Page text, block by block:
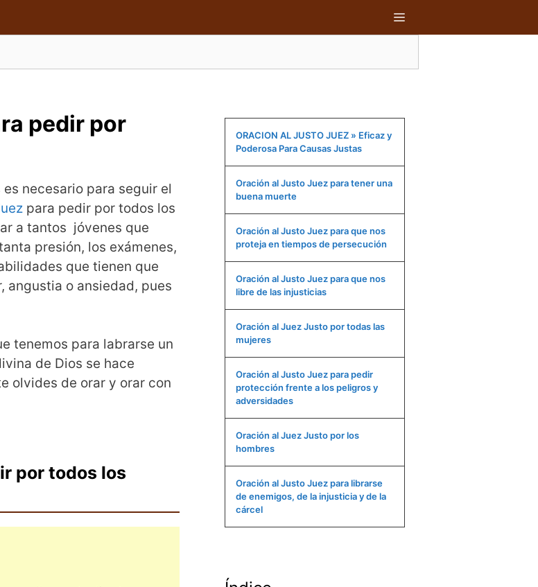
MENÚ
pedir por
necesario para seguir el
para pedir por todos los
a tantos jóvenes que
presión, los exámenes,
que tienen que
angustia o ansiedad, pues
tenemos para labrarse un
de Dios se hace
olvides de orar y orar con
por todos los
ORACION AL JUSTO JUEZ » Eficaz y
Poderosa Para Causas Justas
Oración al Justo Juez para tener una
buena muerte
Oración al Justo Juez para que nos
proteja en tiempos de persecución
Oración al Justo Juez para que nos
libre de las injusticias
Oración al Juez Justo por todas las
mujeres
Oración al Justo Juez para pedir
protección frente a los peligros y
adversidades
Oración al Juez Justo por los
hombres
Oración al Justo Juez para librarse
de enemigos, de la injusticia y de la
cárcel